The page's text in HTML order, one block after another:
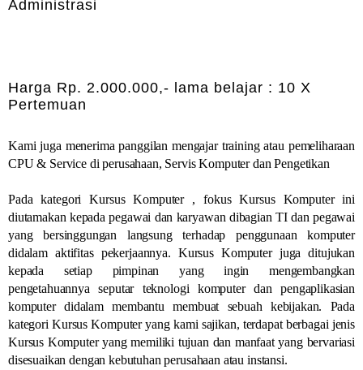
Administrasi
Harga Rp. 2.000.000,- lama belajar : 10 X
Pertemuan
Kami juga menerima panggilan mengajar training atau pemeliharaan
CPU & Service di perusahaan, Servis Komputer dan Pengetikan
Pada kategori Kursus Komputer , fokus Kursus Komputer ini
diutamakan kepada pegawai dan karyawan dibagian TI dan pegawai
yang bersinggungan langsung terhadap penggunaan komputer
didalam aktifitas pekerjaannya. Kursus Komputer juga ditujukan
kepada setiap pimpinan yang ingin mengembangkan
pengetahuannya seputar teknologi komputer dan pengaplikasian
komputer didalam membantu membuat sebuah kebijakan. Pada
kategori Kursus Komputer yang kami sajikan, terdapat berbagai jenis
Kursus Komputer yang memiliki tujuan dan manfaat yang bervariasi
disesuaikan dengan kebutuhan perusahaan atau instansi.